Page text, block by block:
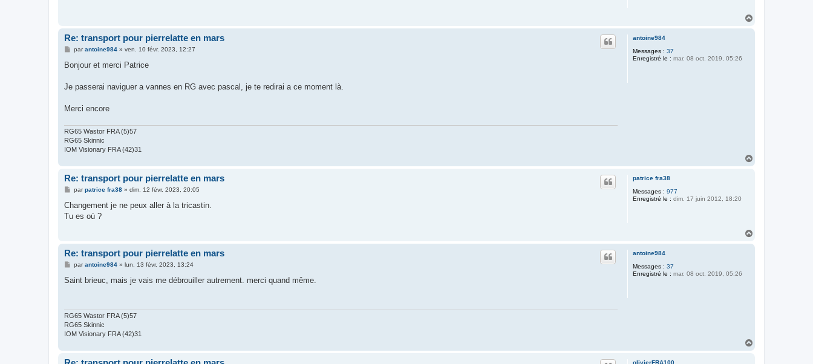
antoine984
Messages : 37
Enregistré le : mar. 08 oct. 2019, 05:26
Re: transport pour pierrelatte en mars
M
s
g
parantoine984» ven. 10 févr. 2023, 12:27
Bonjour et merci Patrice
Je passerai naviguer a vannes en RG avec pascal, je te redirai a ce moment là.
Merci encore
RG65 Wastor FRA (5)57
RG65 Skinnic
IOM Visionary FRA (42)31
patrice fra38
Messages : 977
Enregistré le : dim. 17 juin 2012, 18:20
Re: transport pour pierrelatte en mars
M
s
a
parpatrice fra38» dim. 12 févr. 2023, 20:05
Changement je ne peux aller à la tricastin.
Tu es où ?
antoine984
Messages : 37
Enregistré le : mar. 08 oct. 2019, 05:26
Re: transport pour pierrelatte en mars
M
s
parantoine984» lun. 13 févr. 2023, 13:24
Saint brieuc, mais je vais me débrouiller autrement. merci quand même.
RG65 Wastor FRA (5)57
RG65 Skinnic
IOM Visionary FRA (42)31
olivierFRA100